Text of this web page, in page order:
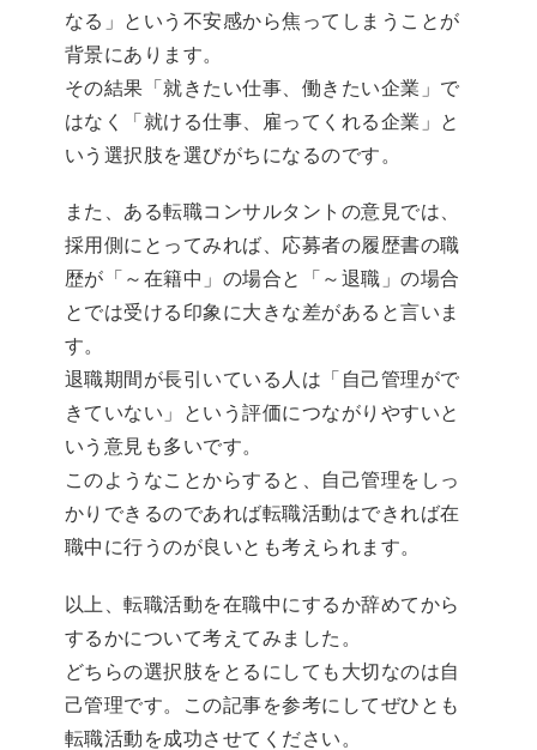
なる」という不安感から焦ってしまうことが
背景にあります。
その結果「就きたい仕事、働きたい企業」で
はなく「就ける仕事、雇ってくれる企業」と
いう選択肢を選びがちになるのです。
また、ある転職コンサルタントの意見では、
採用側にとってみれば、応募者の履歴書の職
歴が「～在籍中」の場合と「～退職」の場合
とでは受ける印象に大きな差があると言いま
す。
退職期間が長引いている人は「自己管理がで
きていない」という評価につながりやすいと
いう意見も多いです。
このようなことからすると、自己管理をしっ
かりできるのであれば転職活動はできれば在
職中に行うのが良いとも考えられます。
以上、転職活動を在職中にするか辞めてから
するかについて考えてみました。
どちらの選択肢をとるにしても大切なのは自
己管理です。この記事を参考にしてぜひとも
転職活動を成功させてください。